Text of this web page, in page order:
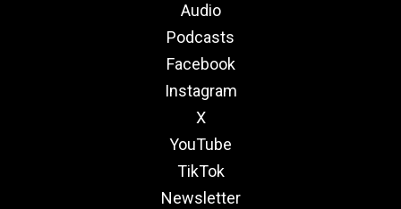
Audio
Podcasts
Facebook
Instagram
X
YouTube
TikTok
Newsletter